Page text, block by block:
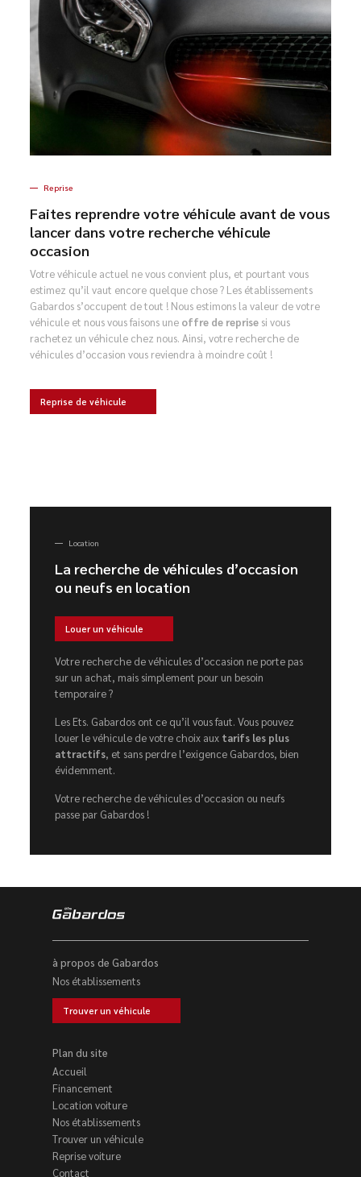
Reprise
Faites reprendre votre véhicule avant de vous
lancer dans votre recherche véhicule
occasion
Votre véhicule actuel ne vous convient plus, et pourtant vous
estimez qu’il vaut encore quelque chose ? Les établissements
Gabardos s’occupent de tout ! Nous estimons la valeur de votre
véhicule et nous vous faisons une offre de reprise si vous
rachetez un véhicule chez nous. Ainsi, votre recherche de
véhicules d’occasion vous reviendra à moindre coût !
Reprise de véhicule
Location
La recherche de véhicules d’occasion
ou neufs en location
Louer un véhicule
Votre recherche de véhicules d’occasion ne porte pas
sur un achat, mais simplement pour un besoin
temporaire ?
Les Ets. Gabardos ont ce qu’il vous faut. Vous pouvez
louer le véhicule de votre choix aux tarifs les plus
attractifs, et sans perdre l’exigence Gabardos, bien
évidemment.
Votre recherche de véhicules d’occasion ou neufs
passe par Gabardos !
à propos de Gabardos
Nos établissements
Trouver un véhicule
Plan du site
Accueil
Financement
Location voiture
Nos établissements
Trouver un véhicule
Reprise voiture
Contact